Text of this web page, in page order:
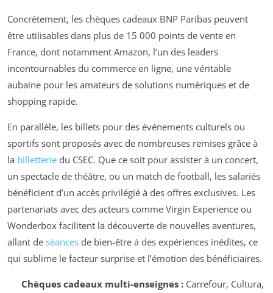
Concrètement, les chèques cadeaux BNP Paribas peuvent
être utilisables dans plus de 15 000 points de vente en
France, dont notamment Amazon, l’un des leaders
incontournables du commerce en ligne, une véritable
aubaine pour les amateurs de solutions numériques et de
shopping rapide.
En parallèle, les billets pour des événements culturels ou
sportifs sont proposés avec de nombreuses remises grâce à
la billetterie du CSEC. Que ce soit pour assister à un concert,
un spectacle de théâtre, ou un match de football, les salariés
bénéficient d’un accès privilégié à des offres exclusives. Les
partenariats avec des acteurs comme Virgin Experience ou
Wonderbox facilitent la découverte de nouvelles aventures,
allant de séances de bien-être à des expériences inédites, ce
qui sublime le facteur surprise et l’émotion des bénéficiaires.
Chèques cadeaux multi-enseignes :Carrefour, Cultura,